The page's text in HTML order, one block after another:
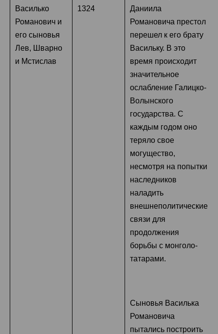
Василько
Романович и
его сыновья
Лев, Шварно
и Мстислав
1324
Даниила
Романовича престол
перешел к его брату
Васильку. В это
время происходит
значительное
ослабление Галицко-
Волынского
государства. С
каждым годом оно
теряло свое
могущество,
несмотря на попытки
наследников
наладить
внешнеполитические
связи для
продолжения
борьбы с монголо-
татарами.
Сыновья Василька
Романовича
пытались построить